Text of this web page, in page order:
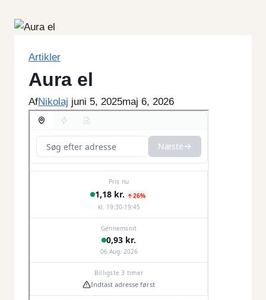
Artikler
Aura el
AfNikolaj juni 5, 2025maj 6, 2026